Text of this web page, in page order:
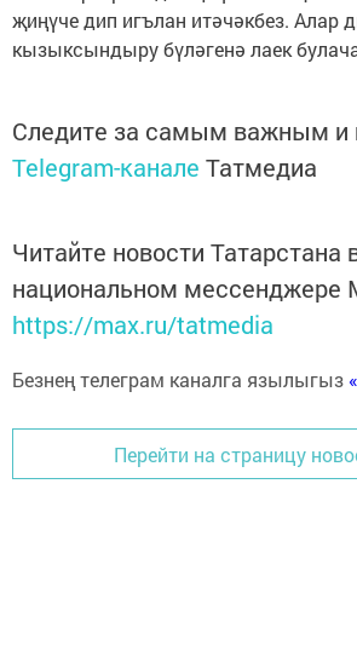
җиңүче дип игълан итәчәкбез. Алар
кызыксындыру бүләгенә лаек
Следите за самым важным и
Telegram-канале Татмедиа
Читайте новости Татарстана
национальном мессенджере
https://max.ru/tatmedia
Безнең телеграм каналга язылыгыз
Перейти на страницу